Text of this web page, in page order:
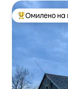
МеѓуОмилено на